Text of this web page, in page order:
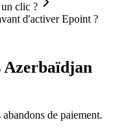
clic ?
d'activer Epoint ?
Azerbaïdjan
de paiement.